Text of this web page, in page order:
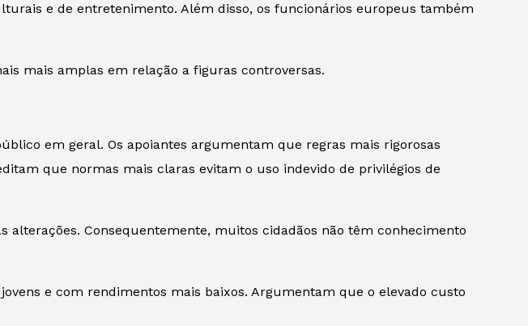
e de entretenimento. Além disso, os funcionários europeus também
mais amplas em relação a figuras controversas.
em geral. Os apoiantes argumentam que regras mais rigorosas
que normas mais claras evitam o uso indevido de privilégios de
Consequentemente, muitos cidadãos não têm conhecimento
e com rendimentos mais baixos. Argumentam que o elevado custo